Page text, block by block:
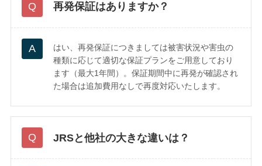
再発保証はありますか？
はい、再発保証につきましては被害状況や害虫の
種類に応じて適切な保証プランをご用意しており
ます（最大1年間）。保証期間中に再発が確認され
た場合は追加費用なしで再度対応いたします。
JRSと他社の大きな違いは？